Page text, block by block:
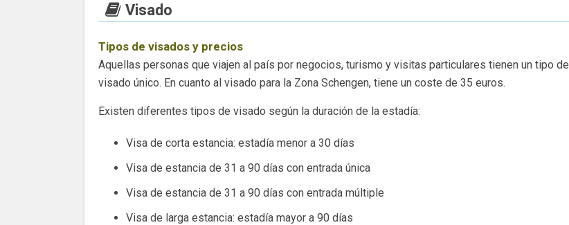
Visado
Tipos de visados y precios
Aquellas personas que viajen al país por negocios, turismo y visitas particulares tienen un tipo de
visado único. En cuanto al visado para la Zona Schengen, tiene un coste de 35 euros.
Existen diferentes tipos de visado según la duración de la estadía:
Visa de corta estancia: estadía menor a 30 días
Visa de estancia de 31 a 90 días con entrada única
Visa de estancia de 31 a 90 días con entrada múltiple
Visa de larga estancia: estadía mayor a 90 días